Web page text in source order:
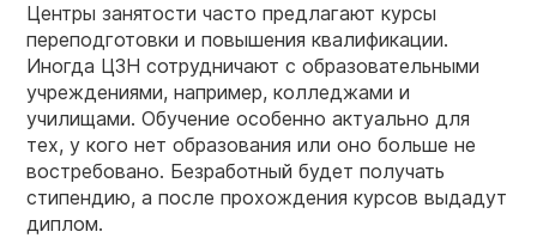
Центры занятости часто предлагают курсы
переподготовки и повышения квалификации.
Иногда ЦЗН сотрудничают с образовательными
учреждениями, например, колледжами и
училищами. Обучение особенно актуально для
тех, у кого нет образования или оно больше не
востребовано. Безработный будет получать
стипендию, а после прохождения курсов выдадут
диплом.